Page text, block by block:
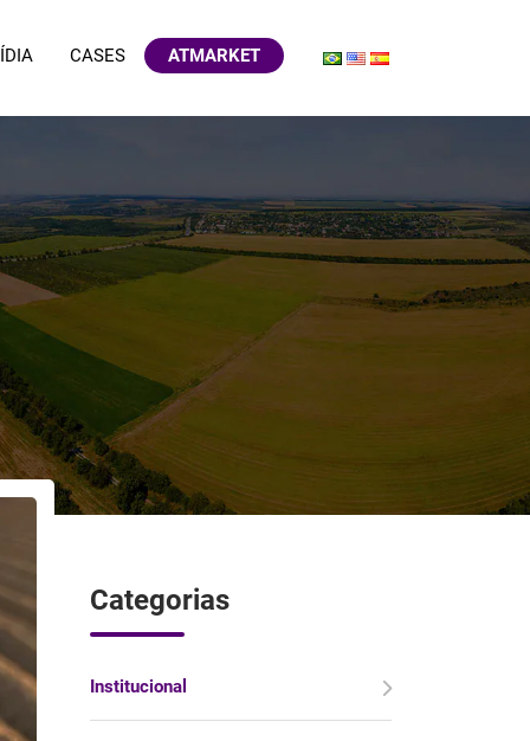
CASES ATMARKET
Categorias
Institucional